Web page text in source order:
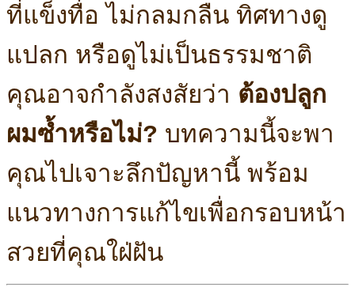
ที่แข็งทื่อ ไม่กลมกลืน ทิศทางดู
แปลก หรือดูไม่เป็นธรรมชาติ
คุณอาจกำลังสงสัยว่า ต้องปลูก
ผมซ้ำหรือไม่? บทความนี้จะพา
คุณไปเจาะลึกปัญหานี้ พร้อม
แนวทางการแก้ไขเพื่อกรอบหน้า
สวยที่คุณใฝ่ฝัน